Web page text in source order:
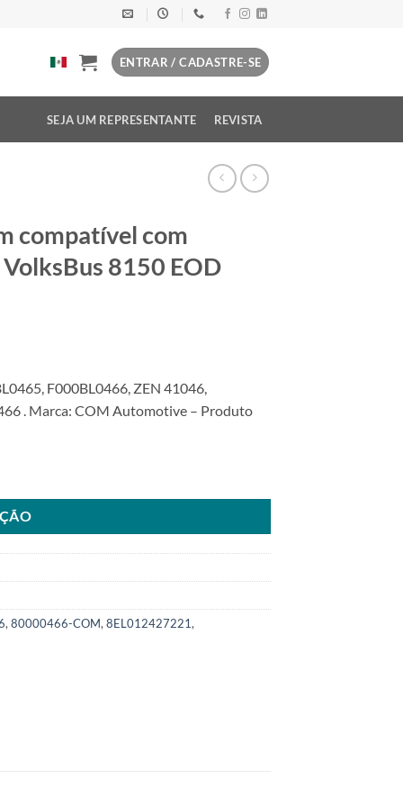
ENTRAR / CADASTRE-SE
SEJA UM REPRESENTANTE REVISTA
compatível com
8150 EOD
F000BL0466, ZEN 41046,
. Marca: COM Automotive – Produto
, 80000466-COM, 8EL012427221,